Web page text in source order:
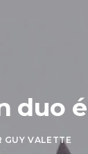
duo
GUY VALETTE